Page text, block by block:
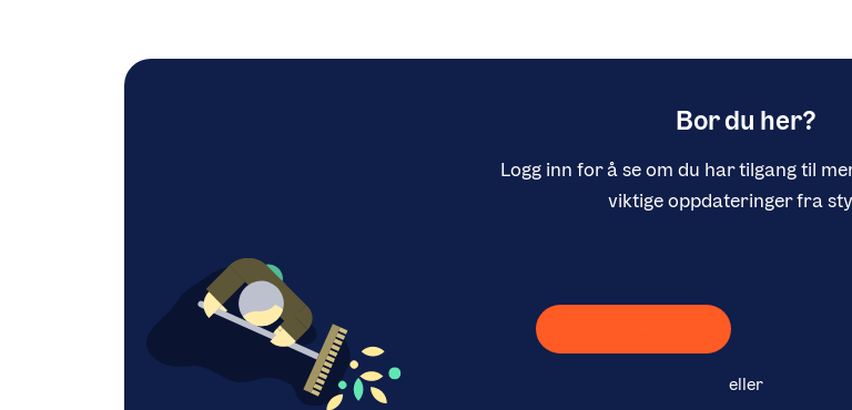
Bor du her?
Logg inn for å se om du har tilgang til
viktige oppdateringer fra
eller